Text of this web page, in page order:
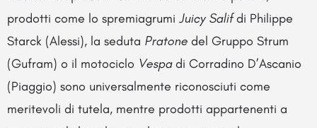
prodotti come lo spremiagrumi Juicy Salifdi Philippe
Starck (Alessi), la seduta Pratone del Gruppo Strum
(Gufram) o il motociclo Vespadi Corradino D’Ascanio
(Piaggio) sono universalmente riconosciuti come
meritevoli di tutela, mentre prodotti appartenenti a